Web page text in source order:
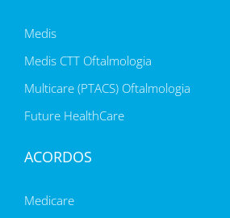
Medis
Medis CTT Oftalmologia
Multicare (PTACS) Oftalmologia
Future HealthCare
ACORDOS
Medicare